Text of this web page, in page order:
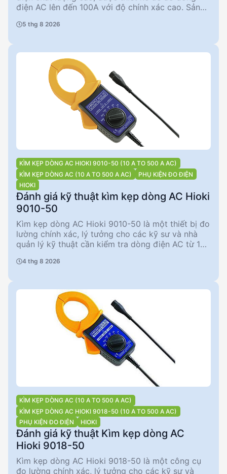
điện AC lên đến 100A với độ chính xác cao. Sản
quản lý kỹ thuật cần một công cụ đáng tin cậy để
130A và độ chính xác biên độ ±1,5%, Hioki 9650
mang lại sự tin cậy và hiệu quả trong các ứng
dụng thực tế.
5 thg 8 2026
KÌM KẸP DÒNG AC HIOKI 9010-50 (10 A TO 500 A AC)
KÌM KẸP DÒNG AC (10 A TO 500 A AC)
PHỤ KIỆN ĐO ĐIỆN
HIOKI
Đánh giá kỹ thuật kìm kẹp dòng AC Hioki
9010-50
Kìm kẹp dòng AC Hioki 9010-50 là một thiết bị đo
lường chính xác, lý tưởng cho các kỹ sư và nhà
quản lý kỹ thuật cần kiểm tra dòng điện AC từ 10
năng đo liên tục lên đến 650A, sản phẩm này phù
3m, Hioki 9010-50 mang lại sự tiện lợi và linh hoạt
trong quá trình sử dụng.
4 thg 8 2026
KÌM KẸP DÒNG AC (10 A TO 500 A AC)
KÌM KẸP DÒNG AC HIOKI 9018-50 (10 A TO 500 A AC)
PHỤ KIỆN ĐO ĐIỆN
HIOKI
Đánh giá kỹ thuật Kìm kẹp dòng AC
Hioki 9018-50
Kìm kẹp dòng AC Hioki 9018-50 là một công cụ
đo lường chính xác, lý tưởng cho các kỹ sư và